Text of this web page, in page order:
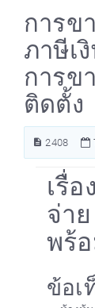
การข
ภาษีเ
การข
ติดตั้ง
2408
เรื่
จ่า
พร้
ข้อเ